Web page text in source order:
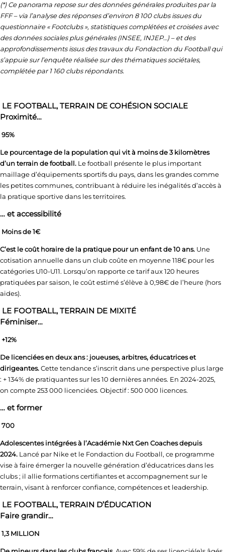
(*) Ce panorama repose sur des données générales produites par la
FFF – via l’analyse des réponses d’environ 8 100 clubs issues du
questionnaire « Footclubs », statistiques complétées et croisées avec
des données sociales plus générales (INSEE, INJEP…) – et des
approfondissements issus des travaux du Fondaction du Football qui
s’appuie sur l’enquête réalisée sur des thématiques sociétales,
complétée par 1 160 clubs répondants.
LE FOOTBALL, TERRAIN DE COHÉSION SOCIALE
Proximité…
95%
Le pourcentage de la population qui vit à moins de 3 kilomètres
d’un terrain de football. Le football présente le plus important
maillage d’équipements sportifs du pays, dans les grandes comme
les petites communes, contribuant à réduire les inégalités d’accès à
la pratique sportive dans les territoires.
… et accessibilité
Moins de 1€
C’est le coût horaire de la pratique pour un enfant de 10 ans. Une
cotisation annuelle dans un club coûte en moyenne 118€ pour les
catégories U10-U11. Lorsqu’on rapporte ce tarif aux 120 heures
pratiquées par saison, le coût estimé s’élève à 0,98€ de l’heure (hors
aides).
LE FOOTBALL, TERRAIN DE MIXITÉ
Féminiser…
+12%
De licenciées en deux ans : joueuses, arbitres, éducatrices et
dirigeantes.Cette tendance s’inscrit dans une perspective plus large
: + 134% de pratiquantes sur les 10 dernières années. En 2024-2025,
on compte 253 000 licenciées. Objectif : 500 000 licences.
… et former
700
Adolescentes intégrées à l’Académie Nxt Gen Coaches depuis
2024. Lancé par Nike et le Fondaction du Football, ce programme
vise à faire émerger la nouvelle génération d’éducatrices dans les
clubs ; il allie formations certifiantes et accompagnement sur le
terrain, visant à renforcer confiance, compétences et leadership.
LE FOOTBALL, TERRAIN D’ÉDUCATION
Faire grandir…
1,3 MILLION